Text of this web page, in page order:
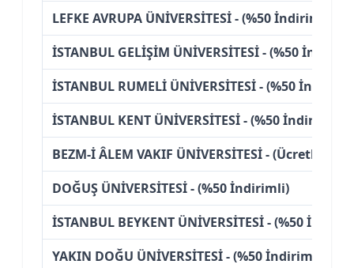
LEFKE AVRUPA ÜNİVERSİTESİ - (%50 İndirimli)
İSTANBUL GELİŞİM ÜNİVERSİTESİ - (%50
İSTANBUL RUMELİ ÜNİVERSİTESİ - (%50
İSTANBUL KENT ÜNİVERSİTESİ - (%50 İndirimli)
BEZM-İ ÂLEM VAKIF ÜNİVERSİTESİ - (Ücretli)
DOĞUŞ ÜNİVERSİTESİ - (%50 İndirimli)
İSTANBUL BEYKENT ÜNİVERSİTESİ - (%50
YAKIN DOĞU ÜNİVERSİTESİ - (%50 İndirimli)